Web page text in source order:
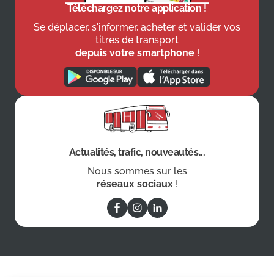
Téléchargez notre application !
Se déplacer, s'informer, acheter et valider vos
titres de transport
depuis votre smartphone !
Actualités, trafic, nouveautés...
Nous sommes sur les
réseaux sociaux !